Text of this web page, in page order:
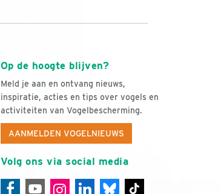
Op de hoogte blijven?
Meld je aan en ontvang nieuws,
inspiratie, acties en tips over vogels en
activiteiten van Vogelbescherming.
AANMELDEN VOGELNIEUWS
Volg ons via social media